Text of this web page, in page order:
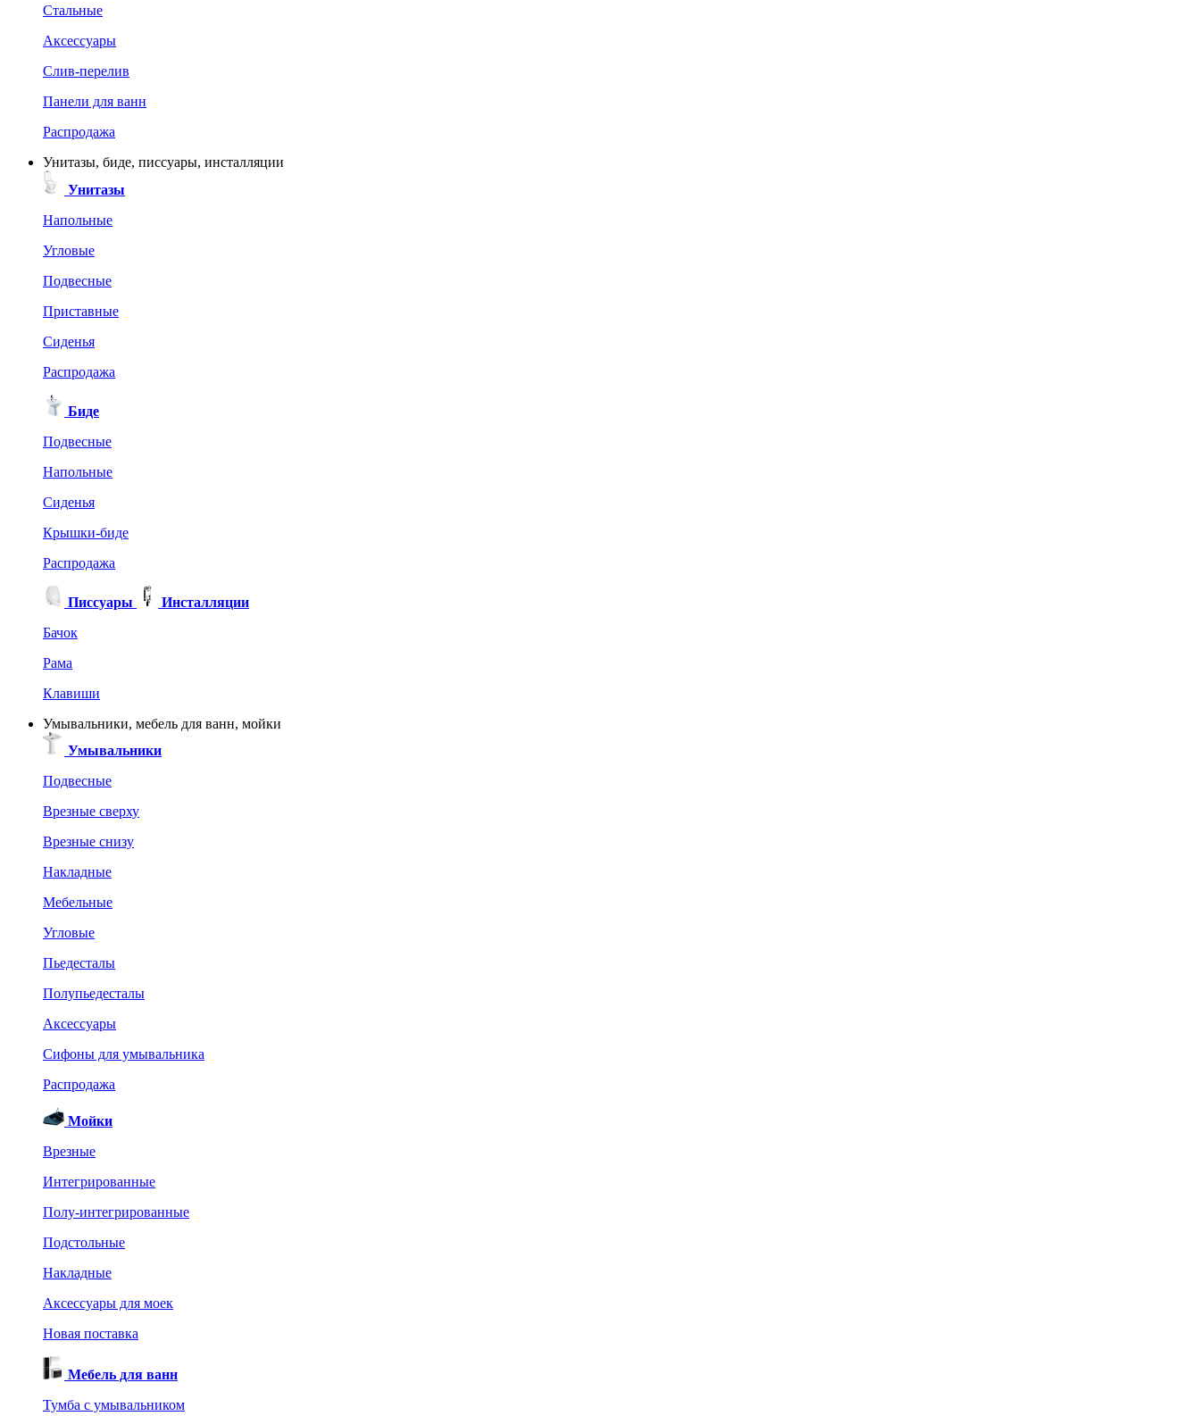
Стальные
Аксессуары
Слив-перелив
Панели для ванн
Распродажа
Унитазы, биде, писсуары, инсталляции
Унитазы
Напольные
Угловые
Подвесные
Приставные
Сиденья
Распродажа
Биде
Подвесные
Напольные
Сиденья
Крышки-биде
Распродажа
Писсуары
Инсталляции
Бачок
Рама
Клавиши
Умывальники, мебель для ванн, мойки
Умывальники
Подвесные
Врезные сверху
Врезные снизу
Накладные
Мебельные
Угловые
Пьедесталы
Полупьедесталы
Аксессуары
Сифоны для умывальника
Распродажа
Мойки
Врезные
Интегрированные
Полу-интегрированные
Подстольные
Накладные
Аксессуары для моек
Новая поставка
Мебель для ванн
Тумба с умывальником